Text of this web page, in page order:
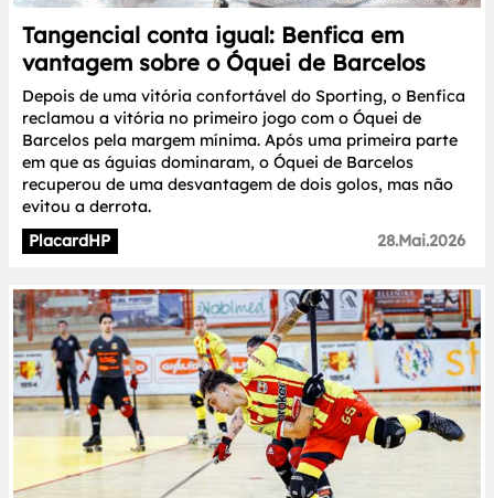
Tangencial conta igual: Benfica em
vantagem sobre o Óquei de Barcelos
Depois de uma vitória confortável do Sporting, o Benfica
reclamou a vitória no primeiro jogo com o Óquei de
Barcelos pela margem mínima. Após uma primeira parte
em que as águias dominaram, o Óquei de Barcelos
recuperou de uma desvantagem de dois golos, mas não
evitou a derrota.
PlacardHP
28.Mai.2026